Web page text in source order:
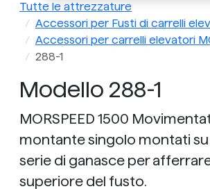
Tutte le attrezzature
Accessori per Fusti di carrelli
Accessori per carrelli elevatori
288-1
Modello 288-1
MORSPEED 1500
montante singolo montati su
serie di ganasce per
superiore del fusto.